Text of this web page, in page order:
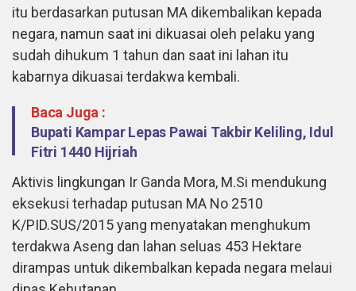
itu berdasarkan putusan MA dikembalikan kepada
negara, namun saat ini dikuasai oleh pelaku yang
sudah dihukum 1 tahun dan saat ini lahan itu
kabarnya dikuasai terdakwa kembali.
Baca Juga :
Bupati Kampar Lepas Pawai Takbir Keliling, Idul
Fitri 1440 Hijriah
Aktivis lingkungan Ir Ganda Mora, M.Si mendukung
eksekusi terhadap putusan MA No 2510
K/PID.SUS/2015 yang menyatakan menghukum
terdakwa Aseng dan lahan seluas 453 Hektare
dirampas untuk dikembalkan kepada negara melaui